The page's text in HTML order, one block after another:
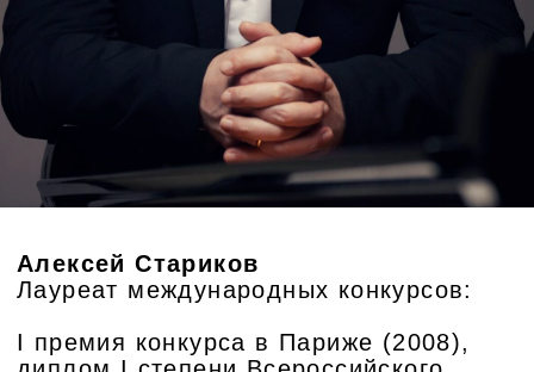
КУПИТЬ БИЛЕТ
Адрес
Галерея имеет прекрасный зал с отличной
акустикой. Характерной атмосферы добавляет
рояль, который располагает к творчеству
каждого посетителя. Также в музее находятся
скульптуры Николая Багратовича, которые
заставят почувствовать себя особенно
причастным к миру прекрасного.
г.Москва, Большой Тишинский пер., д.19, стр.1